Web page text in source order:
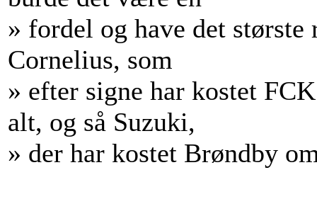
» fordel og have det største
Cornelius, som
» efter signe har kostet
alt, og så Suzuki,
» der har kostet Brøndby